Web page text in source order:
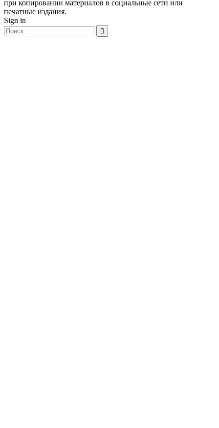
при копировании материалов в социальные сети или
печатные издания.
Sign in